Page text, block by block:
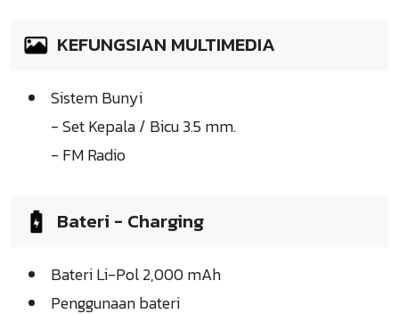
KEFUNGSIAN MULTIMEDIA
Sistem Bunyi
- Set Kepala / Bicu 3.5 mm.
- FM Radio
Bateri - Charging
Bateri Li-Pol 2,000 mAh
Penggunaan bateri